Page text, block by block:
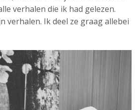
verhalen die ik had gelezen.
verhalen. Ik deel ze graag allebei